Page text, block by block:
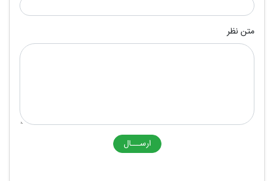
متن نظر
ارســـال